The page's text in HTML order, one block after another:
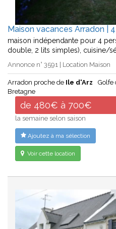
Maison vacances Arradon | 4
maison indépendante pour 4
double, 2 lits simples), cuisine/
Annonce n° 3591 | Location Maison
Arradon proche de Ile d'Arz Golfe
Bretagne
de 480€ à 700€
la semaine selon saison
Ajoutez à ma sélection
Voir cette location